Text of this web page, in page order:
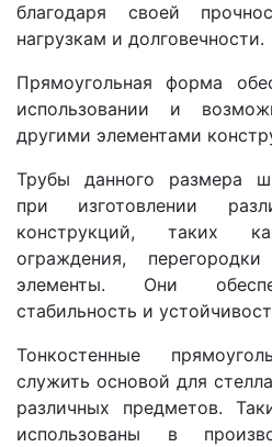
благодаря своей
нагрузкам и долговечности.
Прямоугольная форма
использовании и
другими элементами
Трубы данного размера
при изготовлении
конструкций, таких
ограждения,
элементы. Они
стабильность и
Тонкостенные
служить основой для
различных предметов.
использованы в